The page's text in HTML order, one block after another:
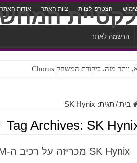
הצטרפו לצוות צוות האתר אודות האתר
הרשמה לאתר
בית / תגית: SK Hynix
Tag Archives: SK
SK Hynix מכריזה על רכיב ה-RAM מסוג DDR5 הראשון מסוגו